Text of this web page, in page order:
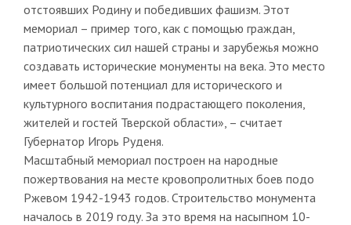
отстоявших Родину и победивших фашизм. Этот
мемориал – пример того, как с помощью граждан,
патриотических сил нашей страны и зарубежья можно
создавать исторические монументы на века. Это место
имеет большой потенциал для исторического и
культурного воспитания подрастающего поколения,
жителей и гостей Тверской области», – считает
Губернатор Игорь Руденя.
Масштабный мемориал построен на народные
пожертвования на месте кровопролитных боев подо
Ржевом 1942-1943 годов. Строительство монумента
началось в 2019 году. За это время на насыпном 10-